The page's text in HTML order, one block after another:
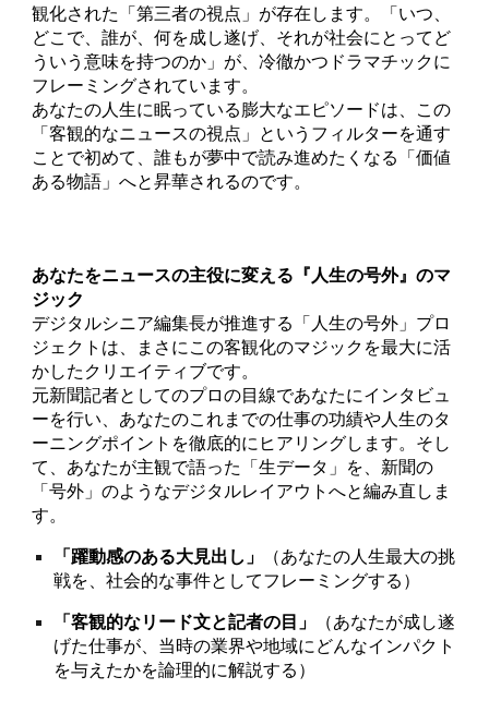
観化された「第三者の視点」が存在します。「いつ、
どこで、誰が、何を成し遂げ、それが社会にとってど
ういう意味を持つのか」が、冷徹かつドラマチックに
フレーミングされています。
あなたの人生に眠っている膨大なエピソードは、この
「客観的なニュースの視点」というフィルターを通す
ことで初めて、誰もが夢中で読み進めたくなる「価値
ある物語」へと昇華されるのです。
あなたをニュースの主役に変える『人生の号外』のマ
ジック
デジタルシニア編集長が推進する「人生の号外」プロ
ジェクトは、まさにこの客観化のマジックを最大に活
かしたクリエイティブです。
元新聞記者としてのプロの目線であなたにインタビュ
ーを行い、あなたのこれまでの仕事の功績や人生のタ
ーニングポイントを徹底的にヒアリングします。そし
て、あなたが主観で語った「生データ」を、新聞の
「号外」のようなデジタルレイアウトへと編み直しま
す。
「躍動感のある大見出し」
（あなたの人生最大の挑
戦を、社会的な事件としてフレーミングする）
「客観的なリード文と記者の目」
（あなたが成し遂
げた仕事が、当時の業界や地域にどんなインパクト
を与えたかを論理的に解説する）